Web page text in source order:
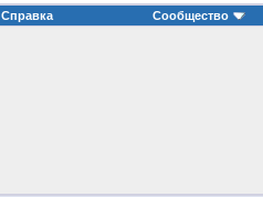
Справка Сообщество